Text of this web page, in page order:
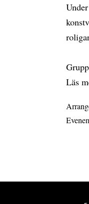
Läs